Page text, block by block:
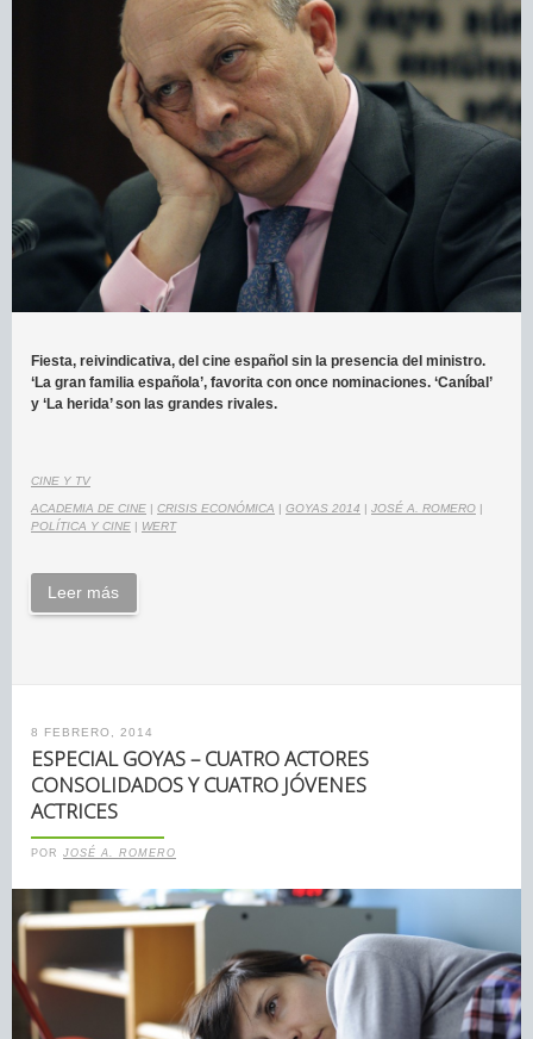
Fiesta, reivindicativa, del cine español sin la presencia del ministro.
‘La gran familia española’, favorita con once nominaciones. ‘Caníbal’
y ‘La herida’ son las grandes rivales.
CINE Y TV
ACADEMIA DE CINE | CRISIS ECONÓMICA | GOYAS 2014 | JOSÉ A. ROMERO |
POLÍTICA Y CINE | WERT
Leer más
8 FEBRERO, 2014
ESPECIAL GOYAS – CUATRO ACTORES
CONSOLIDADOS Y CUATRO JÓVENES
ACTRICES
POR JOSÉ A. ROMERO